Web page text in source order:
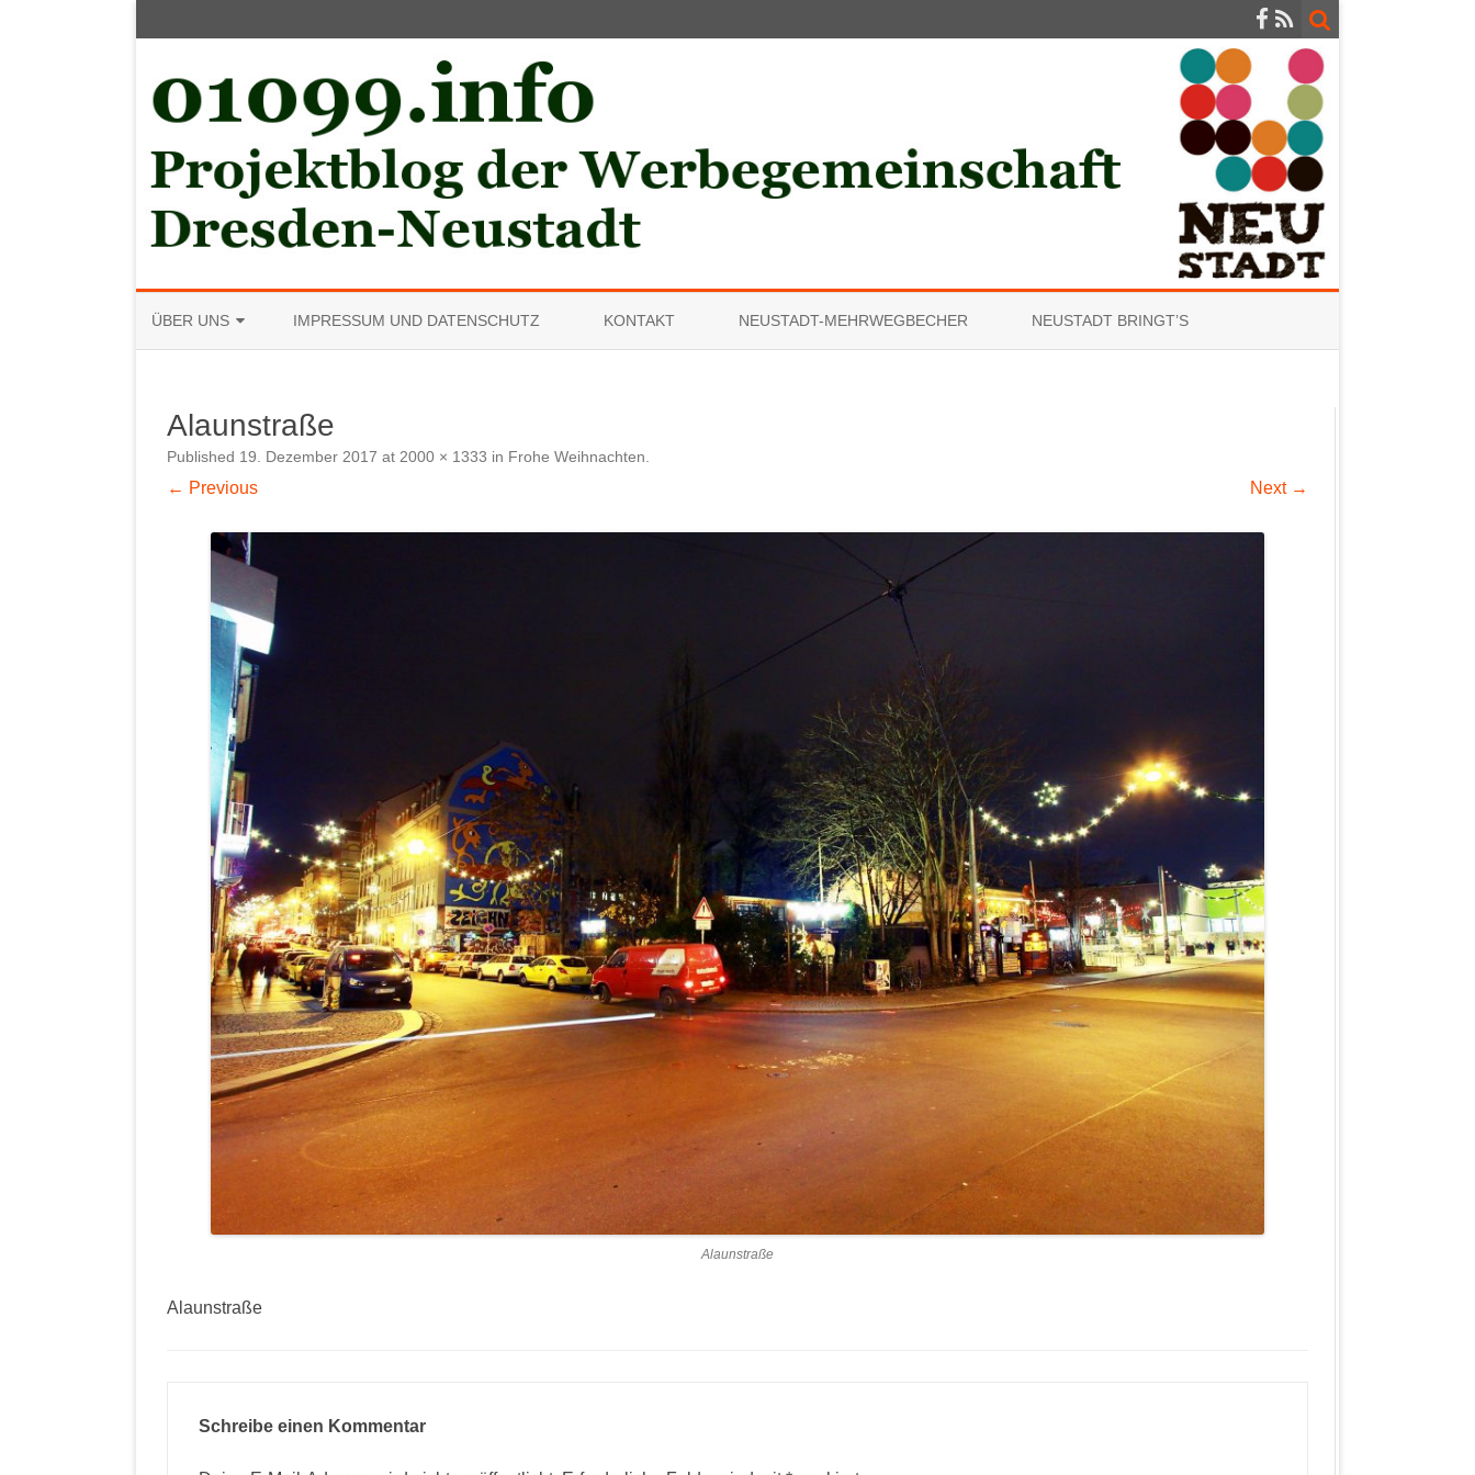
to
ÜBER UNS IMPRESSUM UND DATENSCHUTZ KONTAKT NEUSTADT-MEHRWEGBECHER NEUSTADT BRINGT’S
Alaunstraße
Published 19. Dezember 2017 at 2000 × 1333 in Frohe Weihnachten.
← Previous Next →
Alaunstraße
Alaunstraße
Schreibe einen Kommentar